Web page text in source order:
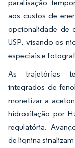
paralisação
aos custos de
opcionalidade de
USP, visando os
especiais e
As trajetórias
integrados de
monetizar a
hidroxilação por
regulatória.
de lignina